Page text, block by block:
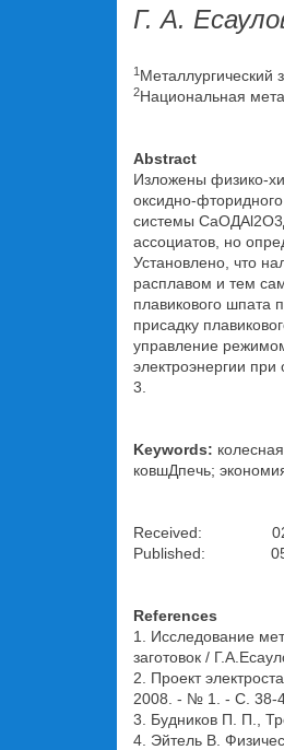
Г. А.
1 Металлургический
2Национальная
Abstract
Изложены физико-
оксидно-
системы
ассоциатов, но
Установлено, что
расплавом и тем
плавикового шпата
присадку
управление
электроэнергии
3.
Keywords:
ковшДпечь;
Received:
Published:
References
1. Исследование
заготовок /
2. Проект
2008. - № 1. - С. 38-
3. Будников П. П.,
4. Эйтель В.